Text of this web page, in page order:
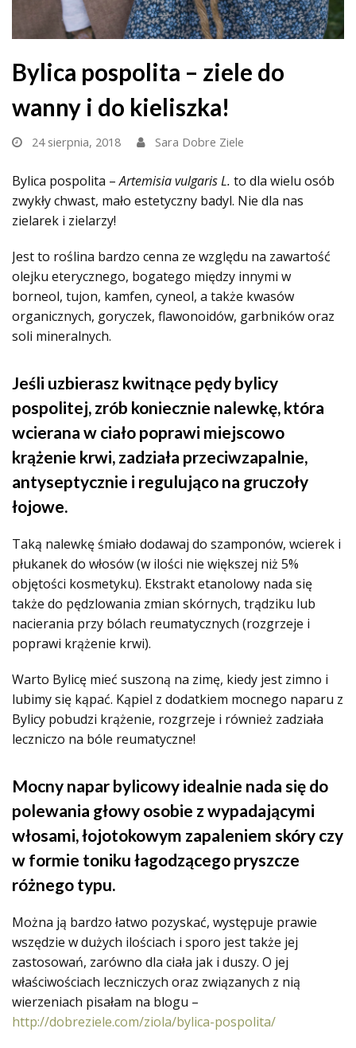
Bylica pospolita – ziele do
wanny i do kieliszka!
24 sierpnia, 2018 Sara Dobre Ziele
Bylica pospolita –Artemisia vulgaris L. to dla wielu osób
zwykły chwast, mało estetyczny badyl. Nie dla nas
zielarek i zielarzy!
Jest to roślina bardzo cenna ze względu na zawartość
olejku eterycznego, bogatego między innymi w
borneol, tujon, kamfen, cyneol, a także kwasów
organicznych, goryczek, flawonoidów, garbników oraz
soli mineralnych.
Jeśli uzbierasz kwitnące pędy bylicy
pospolitej, zrób koniecznie nalewkę, która
wcierana w ciało poprawi miejscowo
krążenie krwi, zadziała przeciwzapalnie,
antyseptycznie i regulująco na gruczoły
łojowe.
Taką nalewkę śmiało dodawaj do szamponów, wcierek i
płukanek do włosów (w ilości nie większej niż 5%
objętości kosmetyku). Ekstrakt etanolowy nada się
także do pędzlowania zmian skórnych, trądziku lub
nacierania przy bólach reumatycznych (rozgrzeje i
poprawi krążenie krwi).
Warto Bylicę mieć suszoną na zimę, kiedy jest zimno i
lubimy się kąpać. Kąpiel z dodatkiem mocnego naparu z
Bylicy pobudzi krążenie, rozgrzeje i również zadziała
leczniczo na bóle reumatyczne!
Mocny napar bylicowy idealnie nada się do
polewania głowy osobie z wypadającymi
włosami, łojotokowym zapaleniem skóry czy
w formie toniku łagodzącego pryszcze
różnego typu.
Można ją bardzo łatwo pozyskać, występuje prawie
wszędzie w dużych ilościach i sporo jest także jej
zastosowań, zarówno dla ciała jak i duszy. O jej
właściwościach leczniczych oraz związanych z nią
wierzeniach pisałam na blogu –
http://dobreziele.com/ziola/bylica-pospolita/